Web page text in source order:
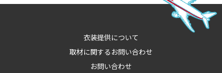
衣装提供について
取材に関するお問い合わせ
お問い合わせ